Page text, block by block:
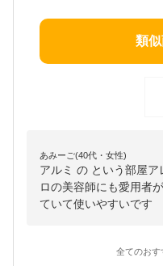
類
あみーご(40代・女性)
アルミ の という部屋
ロの美容師にも愛用者
ていて使いやすいです
全てのおす